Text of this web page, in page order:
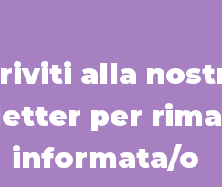
alla
per
informata/o